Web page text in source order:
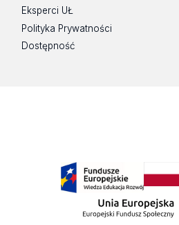
Eksperci UŁ
Polityka Prywatności
Dostępność